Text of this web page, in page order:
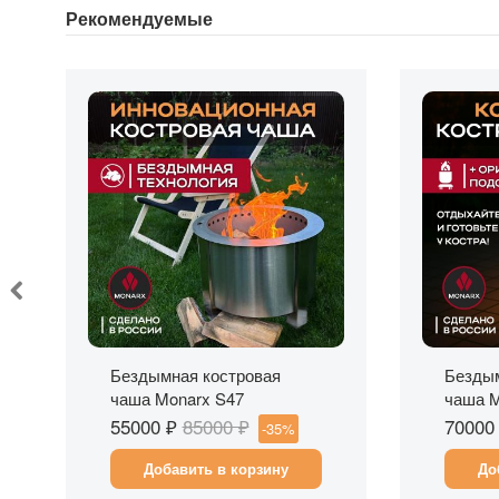
Рекомендуемые
Бездымная костровая
чаша Monarx S47
55000 ₽ 85000 ₽
-35%
Добавить в корзину
чаша